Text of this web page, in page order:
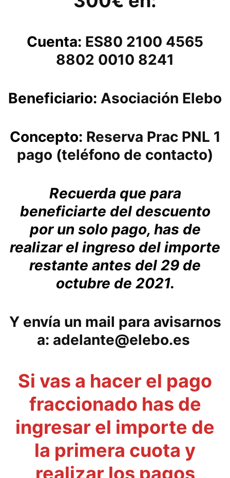
Cuenta: ES80 2100 4565
8802 0010 8241
Beneficiario: Asociación Elebo
Concepto: Reserva Prac PNL 1
pago (teléfono de contacto)
Recuerda que para
beneficiarte del descuento
por un solo pago, has de
realizar el ingreso del importe
restante antes del 29 de
octubre de 2021.
Y envía un mail para avisarnos
a: adelante@elebo.es
Si vas a hacer el pago
fraccionado has de
ingresar el importe de
la primera cuota y
realizar los pagos